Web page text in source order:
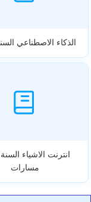
الذكاء الاصطناعي
انترنت الاشياء السنة
مسارات